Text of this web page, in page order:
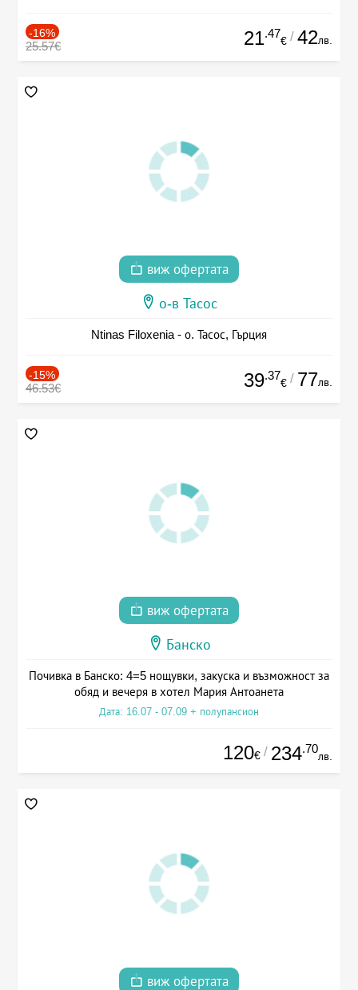
-16%
25.57€ 21.47
€ / 42лв.
виж офертата
о-в Тасос
Ntinas Filoxenia - о. Тасос, Гърция
-15%
46.53€ 39.37
€ / 77лв.
виж офертата
Банско
Почивка в Банско: 4=5 нощувки, закуска и възможност за
обяд и вечеря в хотел Мария Антоанета
Дата: 16.07 - 07.09 + полупансион
120€ / 234.70
лв.
виж офертата